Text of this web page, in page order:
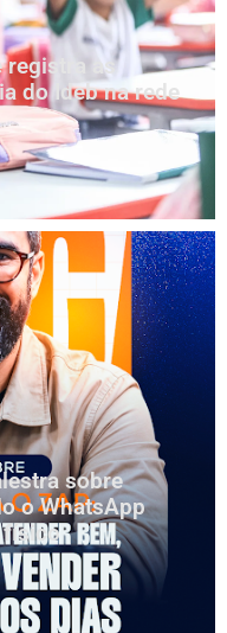
registra as
do Ideb na rede
sobre
o WhatsApp
físico